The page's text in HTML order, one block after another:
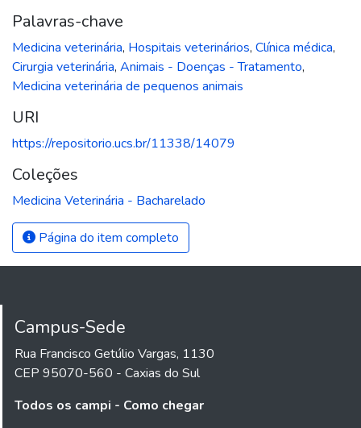
Palavras-chave
Medicina veterinária, Hospitais veterinários, Clínica médica,
Cirurgia veterinária, Animais - Doenças - Tratamento,
Medicina veterinária de pequenos animais
URI
https://repositorio.ucs.br/11338/14079
Coleções
Medicina Veterinária - Bacharelado
Página do item completo
Campus-Sede
Rua Francisco Getúlio Vargas, 1130
CEP 95070-560 - Caxias do Sul
Todos os campi - Como chegar